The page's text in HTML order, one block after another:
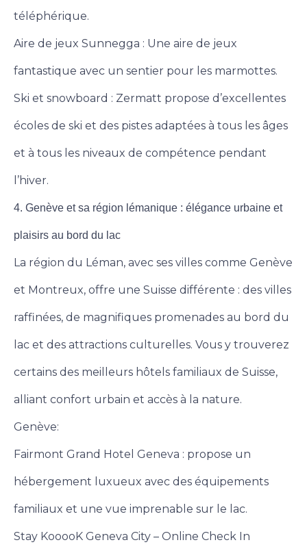
téléphérique.
Aire de jeux Sunnegga : Une aire de jeux
fantastique avec un sentier pour les marmottes.
Ski et snowboard : Zermatt propose d’excellentes
écoles de ski et des pistes adaptées à tous les âges
et à tous les niveaux de compétence pendant
l’hiver.
4. Genève et sa région lémanique : élégance urbaine et
plaisirs au bord du lac
La région du Léman, avec ses villes comme Genève
et Montreux, offre une Suisse différente : des villes
raffinées, de magnifiques promenades au bord du
lac et des attractions culturelles. Vous y trouverez
certains des meilleurs hôtels familiaux de Suisse,
alliant confort urbain et accès à la nature.
Genève:
Fairmont Grand Hotel Geneva : propose un
hébergement luxueux avec des équipements
familiaux et une vue imprenable sur le lac.
Stay KooooK Geneva City – Online Check In